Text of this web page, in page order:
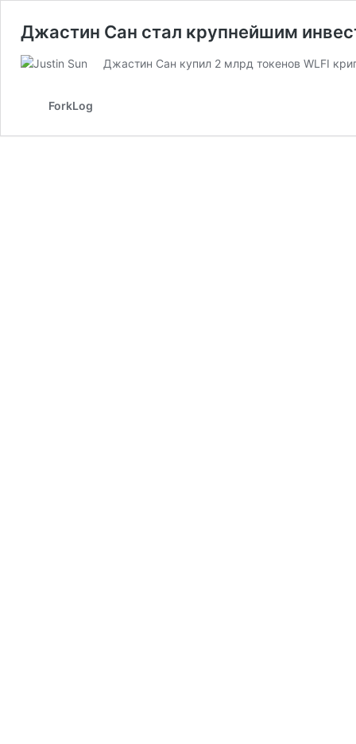
Джастин Сан стал крупнейшим
Джастин Сан купил 2 млрд токенов WLFI
ForkLog